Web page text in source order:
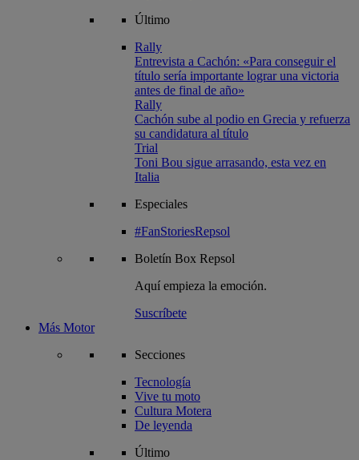
Último
Rally
Entrevista a Cachón: «Para conseguir el
título sería importante lograr una victoria
antes de final de año»
Rally
Cachón sube al podio en Grecia y refuerza
su candidatura al título
Trial
Toni Bou sigue arrasando, esta vez en
Italia
Especiales
#FanStoriesRepsol
Boletín Box Repsol
Aquí empieza la emoción.
Suscríbete
Más Motor
Secciones
Tecnología
Vive tu moto
Cultura Motera
De leyenda
Último